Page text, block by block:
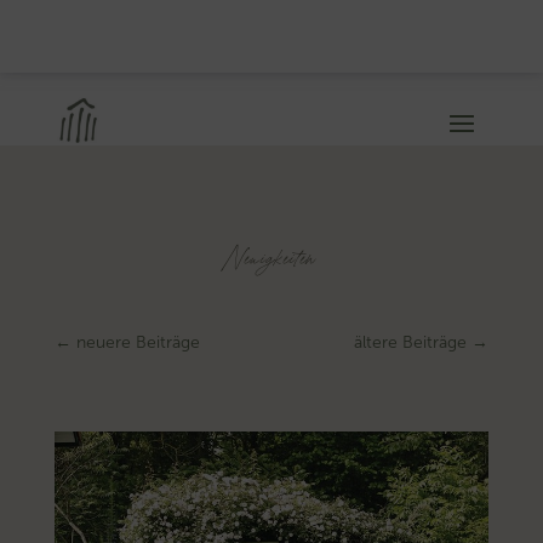
Neuigkeiten
← neuere Beiträge ältere Beiträge →